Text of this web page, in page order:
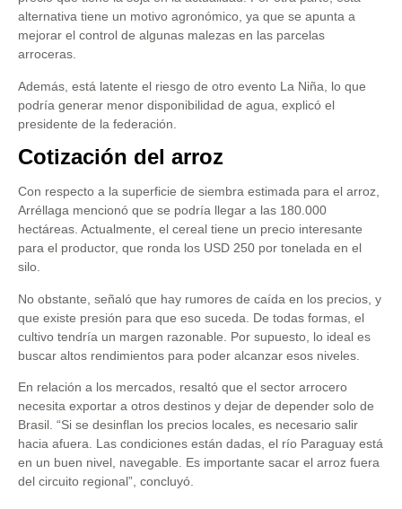
alternativa tiene un motivo agronómico, ya que se apunta a
mejorar el control de algunas malezas en las parcelas
arroceras.
Además, está latente el riesgo de otro evento La Niña, lo que
podría generar menor disponibilidad de agua, explicó el
presidente de la federación.
Cotización del arroz
Con respecto a la superficie de siembra estimada para el arroz,
Arréllaga mencionó que se podría llegar a las 180.000
hectáreas. Actualmente, el cereal tiene un precio interesante
para el productor, que ronda los USD 250 por tonelada en el
silo.
No obstante, señaló que hay rumores de caída en los precios, y
que existe presión para que eso suceda. De todas formas, el
cultivo tendría un margen razonable. Por supuesto, lo ideal es
buscar altos rendimientos para poder alcanzar esos niveles.
En relación a los mercados, resaltó que el sector arrocero
necesita exportar a otros destinos y dejar de depender solo de
Brasil. “Si se desinflan los precios locales, es necesario salir
hacia afuera. Las condiciones están dadas, el río Paraguay está
en un buen nivel, navegable. Es importante sacar el arroz fuera
del circuito regional”, concluyó.